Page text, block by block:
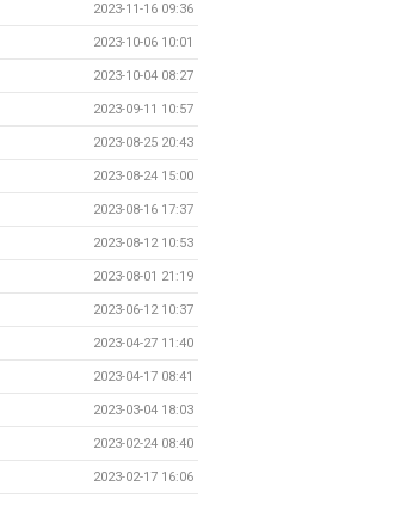
2023-11-16 09:36
2023-10-06 10:01
2023-10-04 08:27
2023-09-11 10:57
2023-08-25 20:43
2023-08-24 15:00
2023-08-16 17:37
2023-08-12 10:53
2023-08-01 21:19
2023-06-12 10:37
2023-04-27 11:40
2023-04-17 08:41
2023-03-04 18:03
2023-02-24 08:40
2023-02-17 16:06